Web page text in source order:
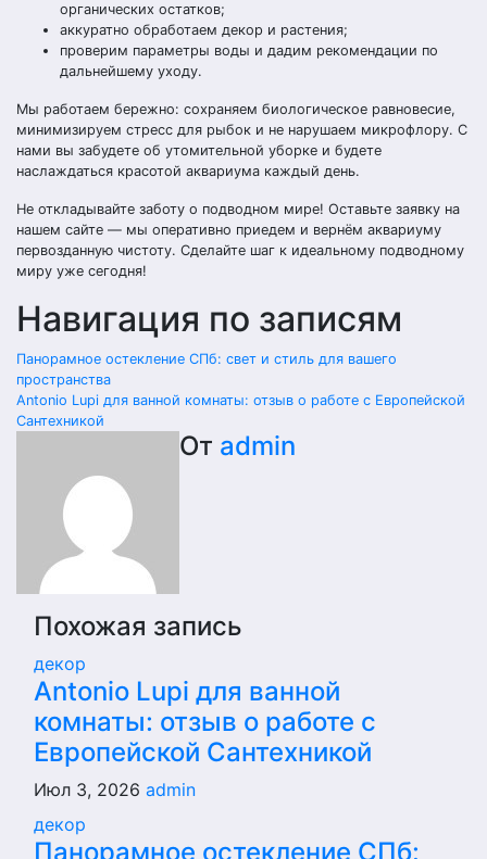
органических остатков;
аккуратно обработаем декор и растения;
проверим параметры воды и дадим рекомендации по
дальнейшему уходу.
Мы работаем бережно: сохраняем биологическое равновесие,
минимизируем стресс для рыбок и не нарушаем микрофлору. С
нами вы забудете об утомительной уборке и будете
наслаждаться красотой аквариума каждый день.
Не откладывайте заботу о подводном мире! Оставьте заявку на
нашем сайте — мы оперативно приедем и вернём аквариуму
первозданную чистоту. Сделайте шаг к идеальному подводному
миру уже сегодня!
Навигация по записям
Панорамное остекление СПб: свет и стиль для вашего
пространства
Antonio Lupi для ванной комнаты: отзыв о работе с Европейской
Сантехникой
От admin
Похожая запись
декор
Antonio Lupi для ванной
комнаты: отзыв о работе с
Европейской Сантехникой
Июл 3, 2026 admin
декор
Панорамное остекление СПб: